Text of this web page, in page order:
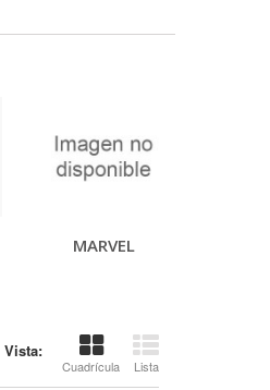
MARVEL
Vista:
Cuadrícula Lista